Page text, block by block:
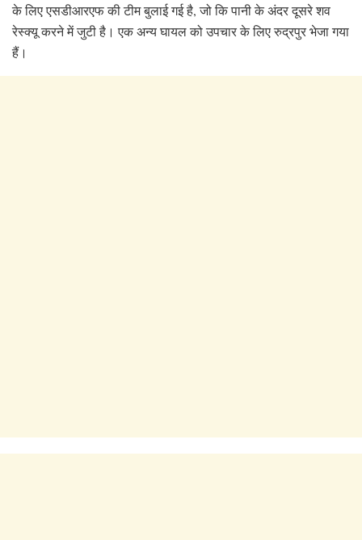
के लिए एसडीआरएफ की टीम बुलाई गई है, जो कि पानी के अंदर दूसरे शव
रेस्क्यू करने में जुटी है। एक अन्य घायल को उपचार के लिए रुद्रपुर भेजा गया
हैं।